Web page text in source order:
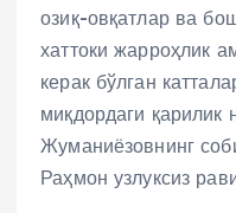
озиқ-овқатлар ва
хаттоки жарроҳлик
керак бўлган
миқдордаги қарилик
Жуманиёзовнинг
Раҳмон узлуксиз